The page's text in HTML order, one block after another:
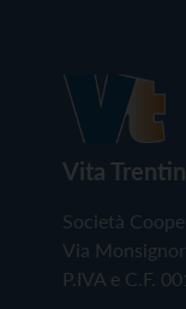
Vita
Società
Via
P.IVA e C.F.